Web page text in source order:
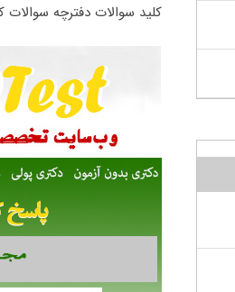
کلید سوالات دفترچه سوالات